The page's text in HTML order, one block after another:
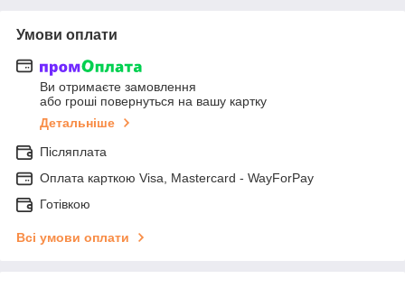
Умови оплати
Ви отримаєте замовлення
або гроші повернуться на вашу картку
Детальніше
Післяплата
Оплата карткою Visa, Mastercard - WayForPay
Готівкою
Всі умови оплати